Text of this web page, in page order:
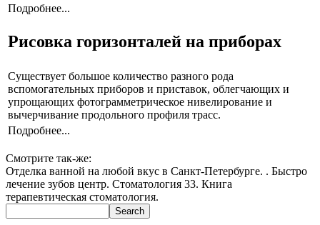
Подробнее...
Рисовка горизонталей на приборах
Существует большое количество разного рода
вспомогательных приборов и приставок, облегчающих и
упрощающих фотограмметрическое нивелирование и
вычерчивание продольного профиля трасс.
Подробнее...
Смотрите так-же:
Отделка ванной на любой вкус в Санкт-Петербурге. . Быстро
лечение зубов центр. Стоматология 33. Книга
терапевтическая стоматология.